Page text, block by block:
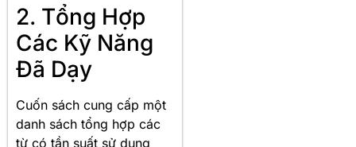
2. Tổng Hợp
Các Kỹ Năng
Đã Dạy
Cuốn sách cung cấp một
danh sách tổng hợp các
từ có tần suất sử dụng